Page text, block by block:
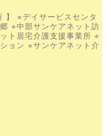
】
⭐︎デイサービスセンタ
⭐︎中部サンケアネット訪
ト居宅介護支援事業所 ⭐︎
ョン ⭐︎サンケアネット介